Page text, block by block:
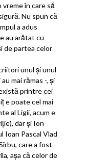
în care să
Nu spun că
a adus
au arătat cu
de partea celor
unul şi unul
mai rămas -, şi
printre cei
e poate cel mai
al Ligii, acum e
dar şi Ion
Ioan Pascal Vlad
care a fost
aşa că celor de